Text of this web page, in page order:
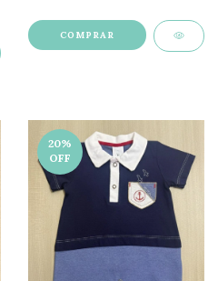
COMPRAR
20%
OFF